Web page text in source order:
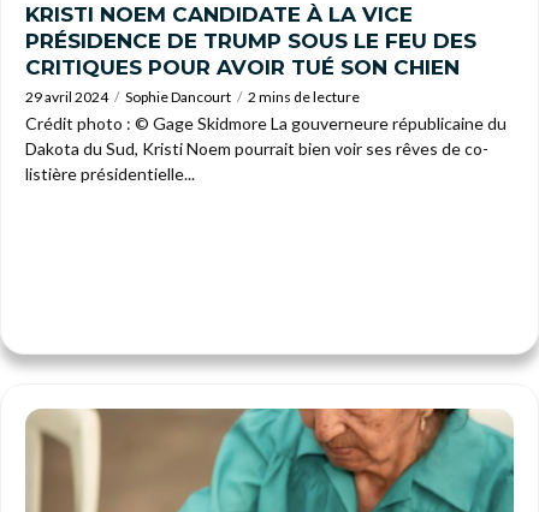
KRISTI NOEM CANDIDATE À LA VICE
PRÉSIDENCE DE TRUMP SOUS LE FEU DES
CRITIQUES POUR AVOIR TUÉ SON CHIEN
29 avril 2024 Sophie Dancourt 2 mins de lecture
Crédit photo : © Gage Skidmore La gouverneure républicaine du
Dakota du Sud, Kristi Noem pourrait bien voir ses rêves de co-
listière présidentielle...